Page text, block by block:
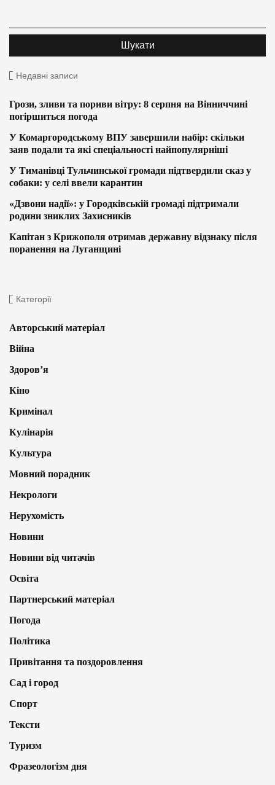
Недавні записи
Грози, зливи та пориви вітру: 8 серпня на Вінниччині
погіршиться погода
У Комаргородському ВПУ завершили набір: скільки
заяв подали та які спеціальності найпопулярніші
У Тиманівці Тульчинської громади підтвердили сказ у
собаки: у селі ввели карантин
«Дзвони надії»: у Городківській громаді підтримали
родини зниклих Захисників
Капітан з Крижополя отримав державну відзнаку після
поранення на Луганщині
Категорії
Авторський матеріал
Війна
Здоров’я
Кіно
Кримінал
Кулінарія
Культура
Мовний порадник
Некрологи
Нерухомість
Новини
Новини від читачів
Освіта
Партнерський матеріал
Погода
Політика
Привітання та поздоровлення
Сад і город
Спорт
Тексти
Туризм
Фразеологізм дня